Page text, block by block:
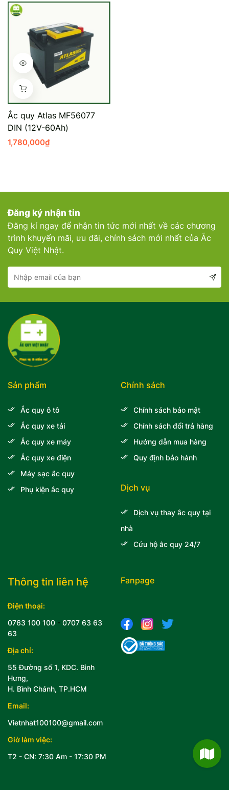
Ắc quy Atlas MF56077
DIN (12V-60Ah)
1,780,000₫
Đăng ký nhận tin
Đăng kí ngay để nhận tin tức mới nhất về các chương
trình khuyến mãi, ưu đãi, chính sách mới nhất của Ắc
Quy Việt Nhật.
Thông tin liên hệ
Điện thoại:
0763 100 100 - 0707 63 63
63
Địa chỉ:
55 Đường số 1, KDC. Bình
Hưng,
H. Bình Chánh, TP.HCM
Email:
Vietnhat100100@gmail.com
Giờ làm việc:
T2 - CN: 7:30 Am - 17:30 PM
Sản phẩm
Ắc quy ô tô
Ắc quy xe tải
Ắc quy xe máy
Ắc quy xe điện
Máy sạc ắc quy
Phụ kiện ắc quy
Chính sách
Chính sách bảo mật
Chính sách đổi trả hàng
Hướng dẫn mua hàng
Quy định bảo hành
Dịch vụ
Dịch vụ thay ắc quy tại
nhà
Cứu hộ ắc quy 24/7
Fanpage